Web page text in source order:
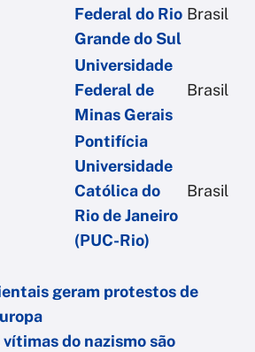
Federal do Rio
Grande do Sul
Brasil
Universidade
Federal de
Minas Gerais
Brasil
Pontifícia
Universidade
Católica do
Rio de Janeiro
(PUC-Rio)
Brasil
geram protestos de
do nazismo são